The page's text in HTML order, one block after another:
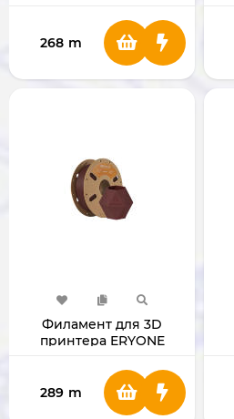
268 m
Филамент для 3D
принтера ERYONE
Red
289 m